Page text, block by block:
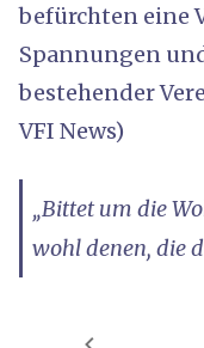
befürchten eine
Spannungen
bestehender
VFI News)
„Bittet um die
wohl denen, die